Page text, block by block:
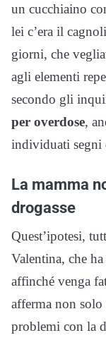
un cucchiaino
lei c’era il
giorni, che
agli elementi
secondo gli
per overdose,
individuati segni
La mamma
drogasse
Quest’ipotesi,
Valentina, che
affinché venga
afferma non
problemi con la